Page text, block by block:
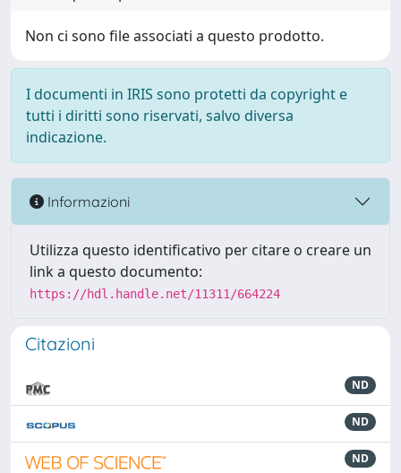
Non ci sono file associati a questo prodotto.
I documenti in IRIS sono protetti da copyright e
tutti i diritti sono riservati, salvo diversa
indicazione.
Informazioni
Utilizza questo identificativo per citare o creare un
link a questo documento:
https://hdl.handle.net/11311/664224
Citazioni
ND
ND
ND